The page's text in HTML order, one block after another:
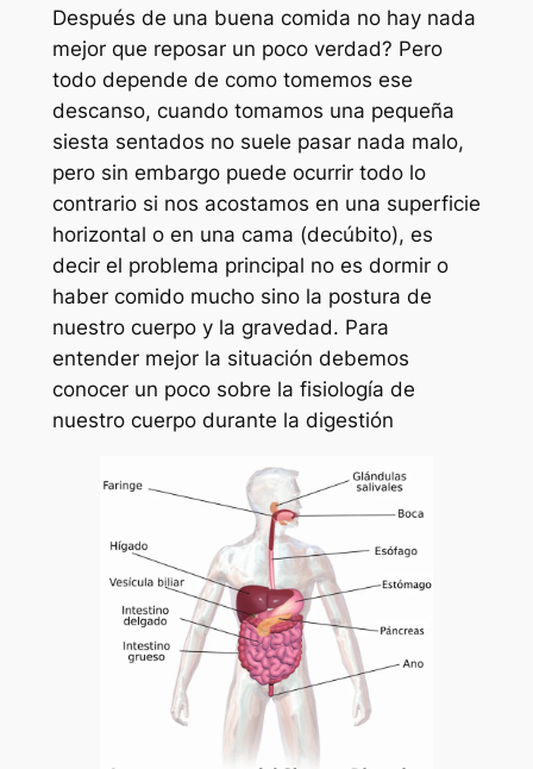
Después de una buena comida no hay nada
mejor que reposar un poco verdad? Pero
todo depende de como tomemos ese
descanso, cuando tomamos una pequeña
siesta sentados no suele pasar nada malo,
pero sin embargo puede ocurrir todo lo
contrario si nos acostamos en una superficie
horizontal o en una cama (decúbito), es
decir el problema principal no es dormir o
haber comido mucho sino la postura de
nuestro cuerpo y la gravedad. Para
entender mejor la situación debemos
conocer un poco sobre la fisiología de
nuestro cuerpo durante la digestión